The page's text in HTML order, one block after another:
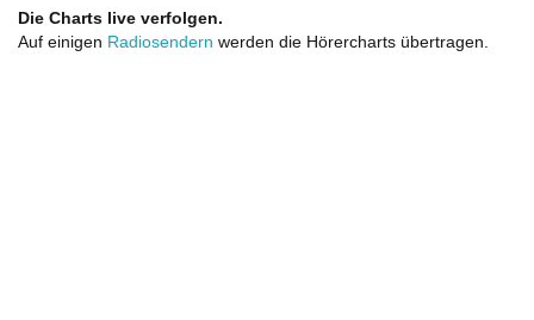
Die Charts live verfolgen.
Auf einigen Radiosendern werden die Hörercharts übertragen.